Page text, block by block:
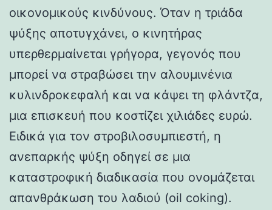
οικονομικούς κινδύνους. Όταν η τριάδα
ψύξης αποτυγχάνει, ο κινητήρας
υπερθερμαίνεται γρήγορα, γεγονός που
μπορεί να στραβώσει την αλουμινένια
κυλινδροκεφαλή και να κάψει τη φλάντζα,
μια επισκευή που κοστίζει χιλιάδες ευρώ.
Ειδικά για τον στροβιλοσυμπιεστή, η
ανεπαρκής ψύξη οδηγεί σε μια
καταστροφική διαδικασία που ονομάζεται
απανθράκωση του λαδιού (oil coking).